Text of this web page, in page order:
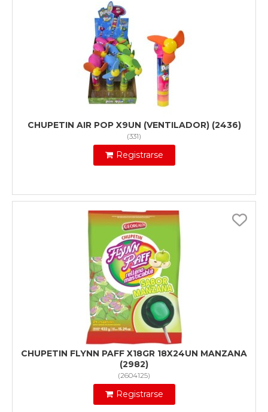
CHUPETIN AIR POP X9UN (VENTILADOR) (2436)
(331)
Registrarse
CHUPETIN FLYNN PAFF X18GR 18X24UN MANZANA
(2982)
(2604125)
Registrarse